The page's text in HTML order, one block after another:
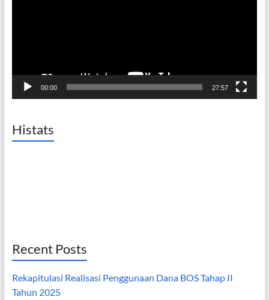
00:00 27:57
Histats
Recent Posts
Rekapitulasi Realisasi Penggunaan Dana BOS Tahap II
Tahun 2025